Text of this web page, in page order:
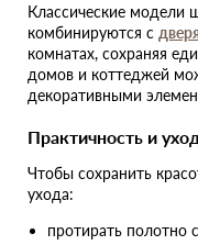
Классические модели
комбинируются с
комнатах, сохраняя
домов и коттеджей
декоративными
Практичность и уход
Чтобы сохранить
ухода:
протирать полотно